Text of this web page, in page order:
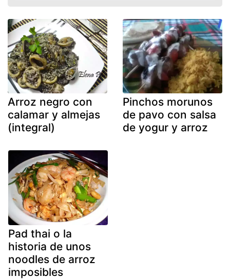
Arroz negro con
calamar y almejas
(integral)
Pinchos morunos
de pavo con salsa
de yogur y arroz
Pad thai o la
historia de unos
noodles de arroz
imposibles